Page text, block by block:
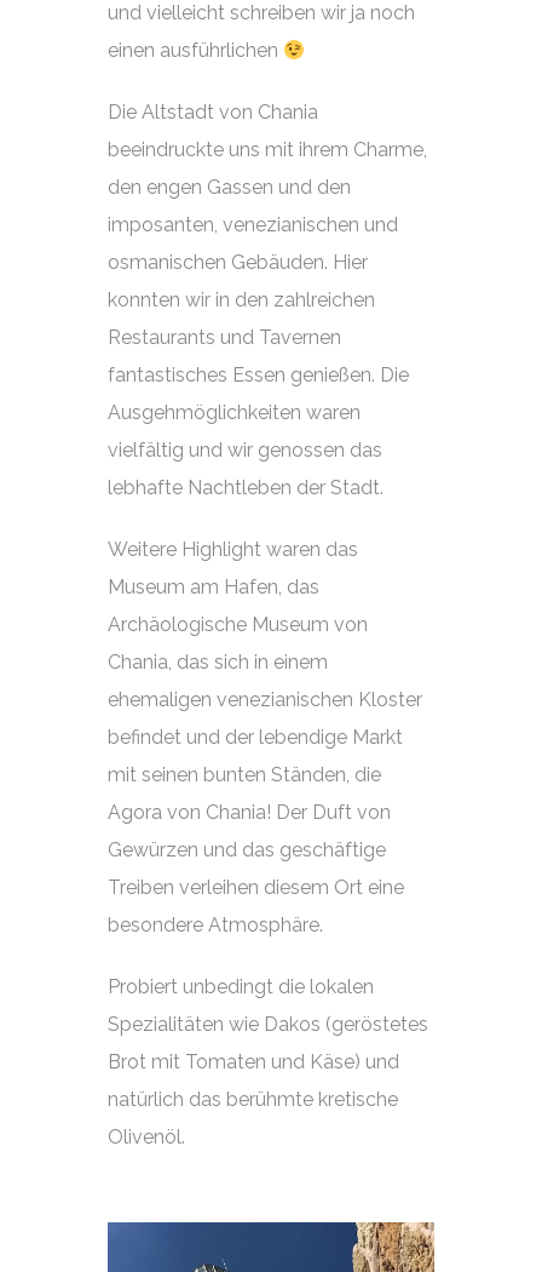
und vielleicht schreiben wir ja noch
einen ausführlichen
Die Altstadt von Chania
beeindruckte uns mit ihrem Charme,
den engen Gassen und den
imposanten, venezianischen und
osmanischen Gebäuden. Hier
konnten wir in den zahlreichen
Restaurants und Tavernen
fantastisches Essen genießen. Die
Ausgehmöglichkeiten waren
vielfältig und wir genossen das
lebhafte Nachtleben der Stadt.
Weitere Highlight waren das
Museum am Hafen, das
Archäologische Museum von
Chania, das sich in einem
ehemaligen venezianischen Kloster
befindet und der lebendige Markt
mit seinen bunten Ständen, die
Agora von Chania! Der Duft von
Gewürzen und das geschäftige
Treiben verleihen diesem Ort eine
besondere Atmosphäre.
Probiert unbedingt die lokalen
Spezialitäten wie Dakos (geröstetes
Brot mit Tomaten und Käse) und
natürlich das berühmte kretische
Olivenöl.